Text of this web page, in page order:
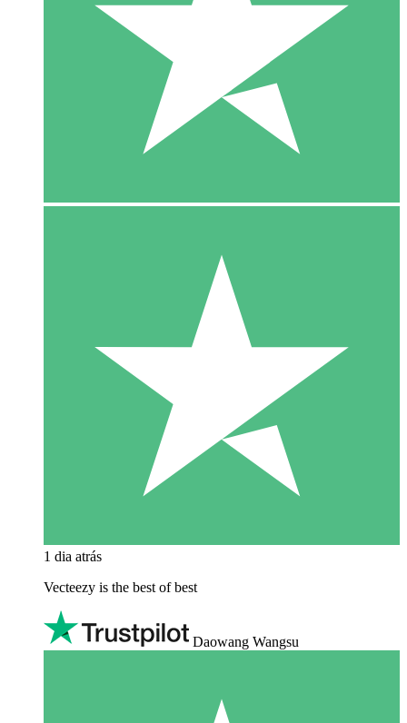
1 dia atrás
Vecteezy is the best of best
Daowang Wangsu